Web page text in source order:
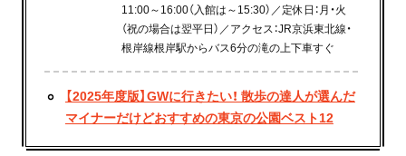
11:00～16:00（入館は～15:30）／定休日：月・火
（祝の場合は翌平日）／アクセス：JR京浜東北線・
根岸線根岸駅からバス6分の滝の上下車すぐ
【2025年度版】GWに行きたい！ 散歩の達人が選んだ
マイナーだけどおすすめの東京の公園ベスト12